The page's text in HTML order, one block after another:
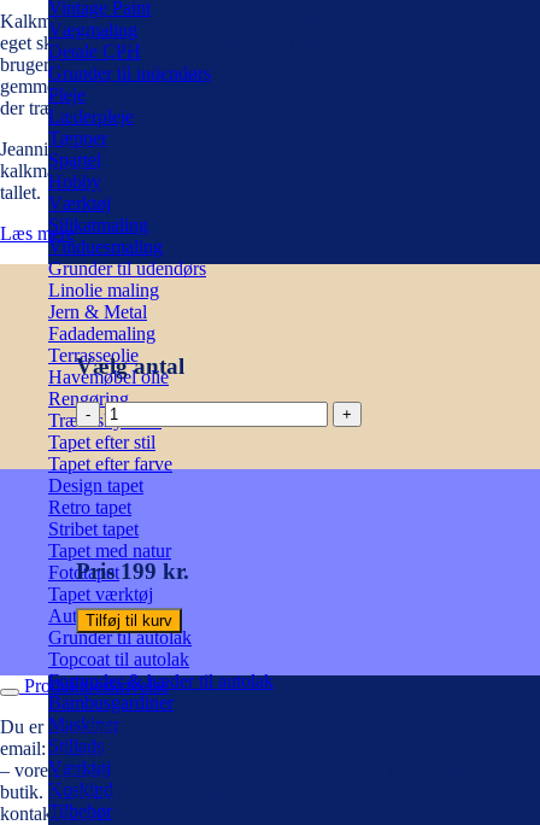
Vintage Paint
Vægmaling
Detale CPH
Grunder til indendørs
Pleje
Læderpleje
Tæpper
Spartel
Hobby
Værktøj
Silikatmaling
Vinduesmaling
Grunder til udendørs
Linolie maling
Jern & Metal
Fadademaling
Terrasseolie
Havemøbel olie
Rengøring
Træbeskyttelse
Tapet efter stil
Tapet efter farve
Design tapet
Retro tapet
Stribet tapet
Tapet med natur
Fototapet
Tapet værktøj
Autolak på spray
Grunder til autolak
Topcoat til autolak
Fortynder & hæder til autolak
Bambusgardiner
Maskiner
Stillads
Værktøj
Koskind
Tilbehør
Kalkmaling giver en utrolig en smuk kalkmat overflade der har sit helt
eget skær. Du kan bruge kalkmaling til møbler og bolig accessories. Vi
bruger især kalkmaling til loppemarkedsfund, småmøbler fra
gemmerne og fra genbrugsbutikken eller en havebænk eller urtepotter
der trænger til en kærlig opfriskning.
Jeannie d’Arc Vintage Paint er en vandfortyndbar, miljøvenlig
kalkmaling, og en moderne udgave af gamle kalkmalinger fra 1400-
tallet.
Læs mere
Vælg antal
Kalkmaling
-
Light
Petrol
700ml
antal
Pris 199 kr.
Tilføj til kurv
Produktbeskrivelse
Du er velkommen til at ringe med dine spørgsmål på tlf 4636 1666,
email: farvehusetroskilde@gmail.com eller besøge butikken i Roskilde
– vores faguddannede personale står klar ved både telefon, email og i
butik. Er der et produkt du ikke kan finde på webshoppen, håber vi du
kontakter os!